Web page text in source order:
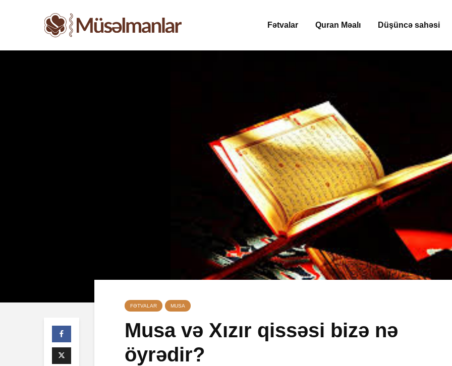
Fətvalar Quran Məalı Düşüncə sahəsi
FƏTVALAR MUSA
Musa və Xızır qissəsi bizə nə
öyrədir?Qeyri-müsəlmanı